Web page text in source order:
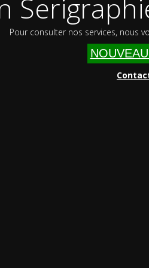
Pour consulter nos services, nous